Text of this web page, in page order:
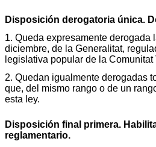
Disposición derogatoria única.
1. Queda expresamente derogada
diciembre, de la Generalitat,
legislativa popular de la Comunitat
2. Quedan igualmente derogadas
que, del mismo rango o de un
esta ley.
Disposición final primera.
reglamentario.